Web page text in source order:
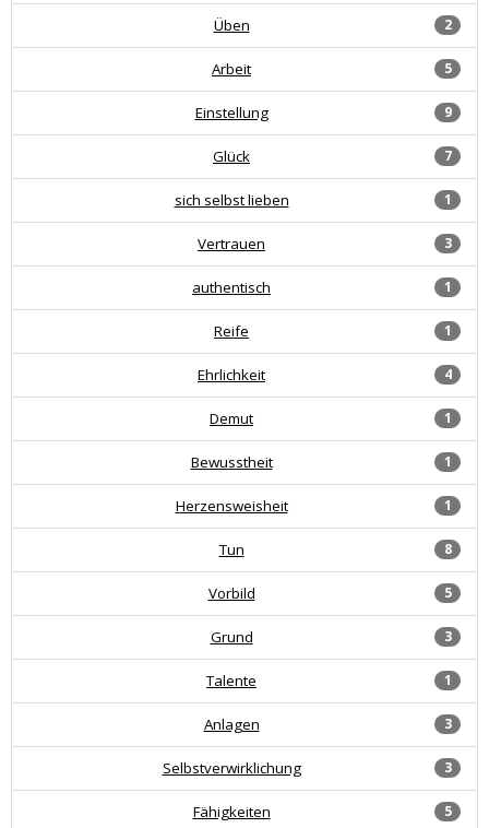
2
Üben
5
Arbeit
9
Einstellung
7
Glück
1
sich selbst lieben
3
Vertrauen
1
authentisch
1
Reife
4
Ehrlichkeit
1
Demut
1
Bewusstheit
1
Herzensweisheit
8
Tun
5
Vorbild
3
Grund
1
Talente
3
Anlagen
3
Selbstverwirklichung
5
Fähigkeiten